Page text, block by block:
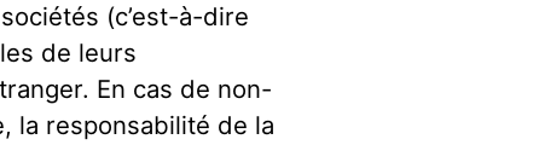
(c’est-à-dire
de leurs
En cas de non-
la responsabilité de la